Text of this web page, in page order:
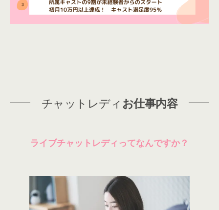
チャットレディお仕事内容
ライブチャットレディってなんですか？